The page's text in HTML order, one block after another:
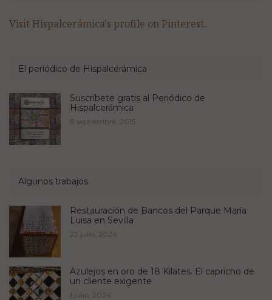
Visit Hispalcerámica's profile on Pinterest.
El periódico de Hispalcerámica
Suscríbete gratis al Periódico de
Hispalcerámica
8 septiembre, 2015
Algunos trabajos
Restauración de Bancos del Parque María
Luisa en Sevilla
23 julio, 2024
Azulejos en oro de 18 Kilates. El capricho de
un cliente exigente
1 julio, 2024